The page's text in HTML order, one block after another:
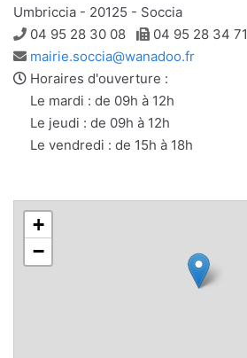
Umbriccia - 20125 - Soccia
Téléphone
04 95 28 30 08 Télécopie
04 95 28 34 71
Adresse
e-
mail
mairie.soccia@wanadoo.fr
Horaires d'ouverture :
Le mardi : de 09h à 12h
Le jeudi : de 09h à 12h
Le vendredi : de 15h à 18h
+
−